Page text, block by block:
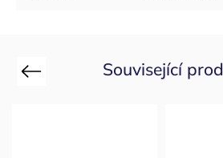
Související
Previous